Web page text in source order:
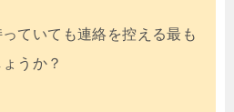
ていても連絡を控える最も
うか？